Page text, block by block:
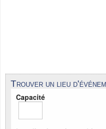
Trouver un lieu
Capacité